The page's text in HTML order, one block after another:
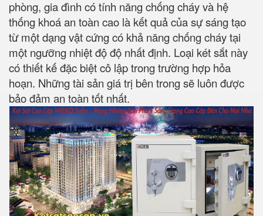
phòng, gia đình có tính năng chống cháy và hệ
thống khoá an toàn cao là kết quả của sự sáng tạo
từ một dạng vật cứng có khả năng chống cháy tại
một ngưỡng nhiệt độ độ nhất định. Loại két sắt này
có thiết kế đặc biệt cô lập trong trường hợp hỏa
hoạn. Những tài sản giá trị bên trong sẽ luôn được
bảo đảm an toàn tốt nhất.